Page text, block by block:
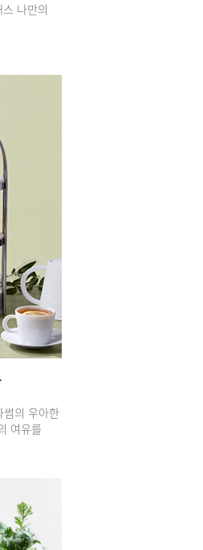
나만의
썸의 우아한
여유를